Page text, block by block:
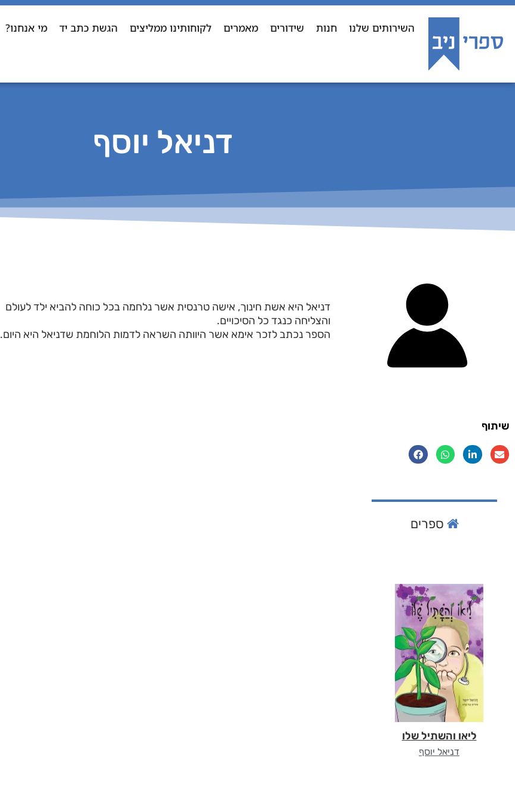
השירותים שלנו חנות שידורים מאמרים לקוחותינו ממליצים הגשת כתב יד מי אנחנו?
דניאל יוסף
דניאל היא אשת חינוך, אישה טרנסית אשר נלחמה בכל כוחה להביא ילד לעולם
והצליחה כנגד כל הסיכויים.
הספר נכתב לזכר אימא אשר היוותה השראה לדמות הלוחמת שדניאל היא היום.
שיתוף
ספרים
ליאו והשתיל שלו
דניאל יוסף